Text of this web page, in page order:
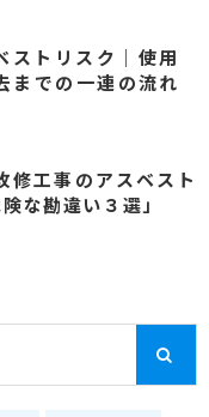
ストリスク｜使用
までの一連の流れ
修工事のアスベスト
な勘違い３選」